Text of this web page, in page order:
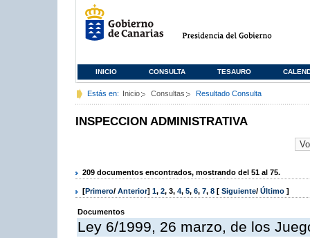
INICIO CONSULTA TESAURO
Estás en: Inicio Consultas Resultado Consulta
INSPECCION ADMINISTRATIVA
209 documentos encontrados, mostrando del 51 al 75.
[Primero/ Anterior] 1, 2, 3, 4, 5, 6, 7, 8 [ Siguiente/ Último ]
Documentos
Ley 6/1999, 26 marzo, de los